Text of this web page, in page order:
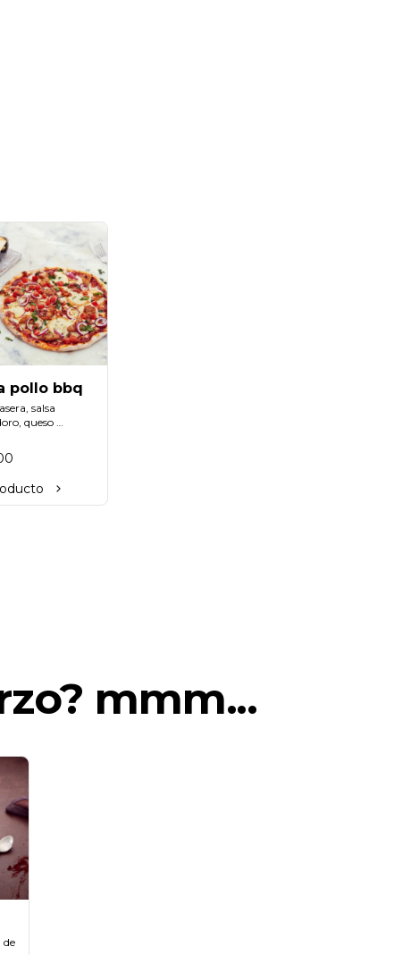
pollo bbq
salsa
queso
morada y nuestra
bruschetta.
mmm...
de